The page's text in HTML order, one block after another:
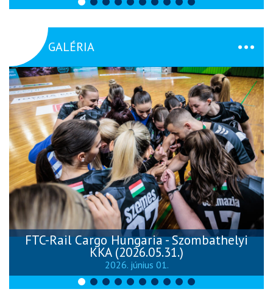
GALÉRIA
FTC-Rail Cargo Hungaria - Szombathelyi
KKA (2026.05.31.)
2026. június 01.